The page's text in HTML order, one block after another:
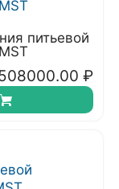
питьевой
₽